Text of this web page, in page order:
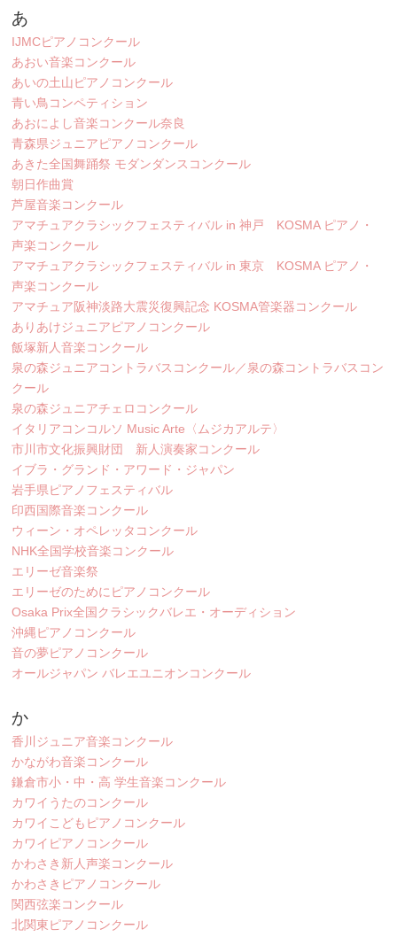
あ
IJMCピアノコンクール
あおい音楽コンクール
あいの土山ピアノコンクール
青い鳥コンペティション
あおによし音楽コンクール奈良
青森県ジュニアピアノコンクール
あきた全国舞踊祭 モダンダンスコンクール
朝日作曲賞
芦屋音楽コンクール
アマチュアクラシックフェスティバル in 神戸 KOSMA ピアノ・
声楽コンクール
アマチュアクラシックフェスティバル in 東京 KOSMA ピアノ・
声楽コンクール
アマチュア阪神淡路大震災復興記念 KOSMA管楽器コンクール
ありあけジュニアピアノコンクール
飯塚新人音楽コンクール
泉の森ジュニアコントラバスコンクール／泉の森コントラバスコン
クール
泉の森ジュニアチェロコンクール
イタリアコンコルソ Music Arte〈ムジカアルテ〉
市川市文化振興財団 新人演奏家コンクール
イブラ・グランド・アワード・ジャパン
岩手県ピアノフェスティバル
印西国際音楽コンクール
ウィーン・オペレッタコンクール
NHK全国学校音楽コンクール
エリーゼ音楽祭
エリーゼのためにピアノコンクール
Osaka Prix全国クラシックバレエ・オーディション
沖縄ピアノコンクール
音の夢ピアノコンクール
オールジャパン バレエユニオンコンクール
か
香川ジュニア音楽コンクール
かながわ音楽コンクール
鎌倉市小・中・高 学生音楽コンクール
カワイうたのコンクール
カワイこどもピアノコンクール
カワイピアノコンクール
かわさき新人声楽コンクール
かわさきピアノコンクール
関西弦楽コンクール
北関東ピアノコンクール